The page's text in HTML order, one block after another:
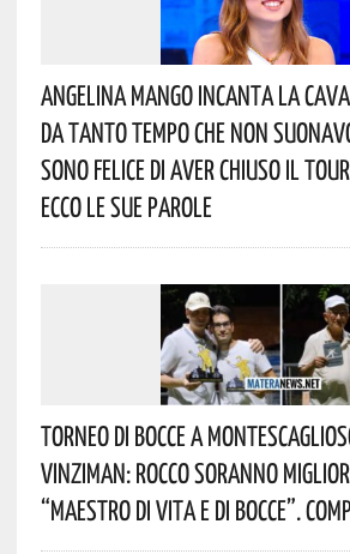
Angelina Mango Incanta La
Da Tanto Tempo Che Non
Sono Felice Di Aver Chiuso Il
Ecco Le Sue Parole
Torneo Di Bocce A
Vinziman: Rocco Soranno
“Maestro Di Vita E Di Bocce”.